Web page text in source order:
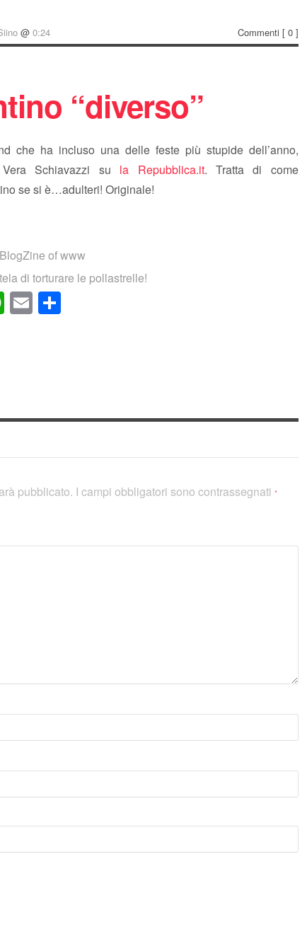
@0:24 Commenti [ 0 ]
“diverso”
che ha incluso una delle feste più stupide dell’anno,
Schiavazzi su la Repubblica.it. Tratta di come
se si è…adulteri! Originale!
of www
di torturare le pollastrelle!
WhatsApp
Email
pubblicato. I campi obbligatori sono contrassegnati*